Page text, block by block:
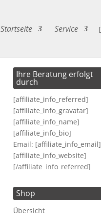
Startseite Service
Ihre Beratung erfolgt
durch
[affiliate_info_referred]
[affiliate_info_gravatar]
[affiliate_info_name]
[affiliate_info_bio]
Email: [affiliate_info_email]
[affiliate_info_website]
[/affiliate_info_referred]
Shop
Übersicht